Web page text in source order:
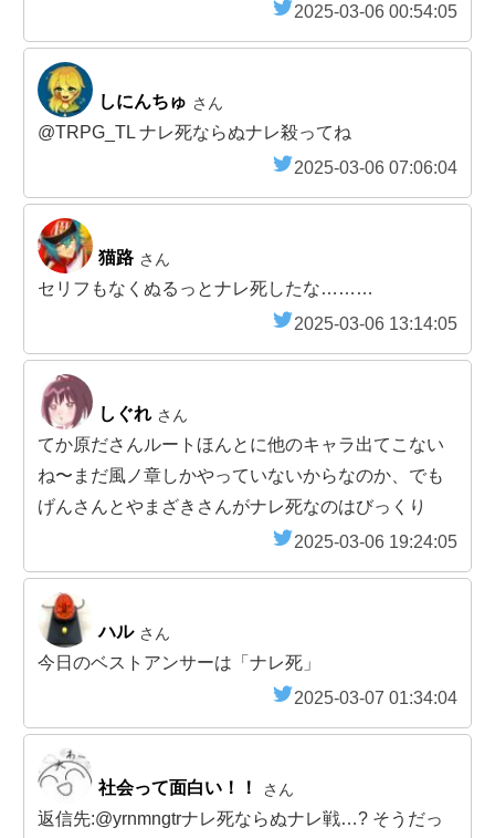
2025-03-06 00:54:05
しにんちゅ さん
@TRPG_TL ナレ死ならぬナレ殺ってね
2025-03-06 07:06:04
猫路 さん
セリフもなくぬるっとナレ死したな………
2025-03-06 13:14:05
しぐれ さん
てか原ださんルートほんとに他のキャラ出てこない
ね〜まだ風ノ章しかやっていないからなのか、でも
げんさんとやまざきさんがナレ死なのはびっくり
2025-03-06 19:24:05
ハル さん
今日のベストアンサーは「ナレ死」
2025-03-07 01:34:04
社会って面白い！！ さん
返信先:@yrnmngtrナレ死ならぬナレ戦…? そうだっ